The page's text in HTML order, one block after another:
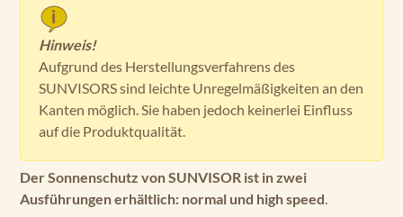
Hinweis!
Aufgrund des Herstellungsverfahrens des
SUNVISORS sind leichte Unregelmäßigkeiten an den
Kanten möglich. Sie haben jedoch keinerlei Einfluss
auf die Produktqualität.
Der Sonnenschutz von SUNVISOR ist in zwei
Ausführungen erhältlich: normal und high speed.